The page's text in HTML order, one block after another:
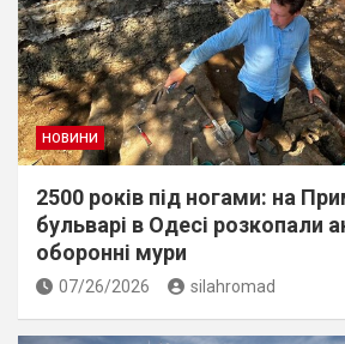
НОВИНИ
2500 років під ногами: на
бульварі в Одесі розкопали
оборонні мури
07/26/2026 silahromad